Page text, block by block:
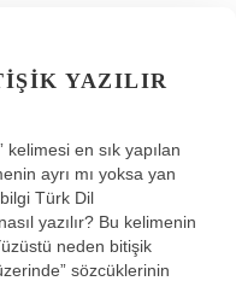
YAZILIR
kelimesi en sık yapılan
ayrı mı yoksa yan
Türk Dil
yazılır? Bu kelimenin
neden bitişik
sözcüklerinin